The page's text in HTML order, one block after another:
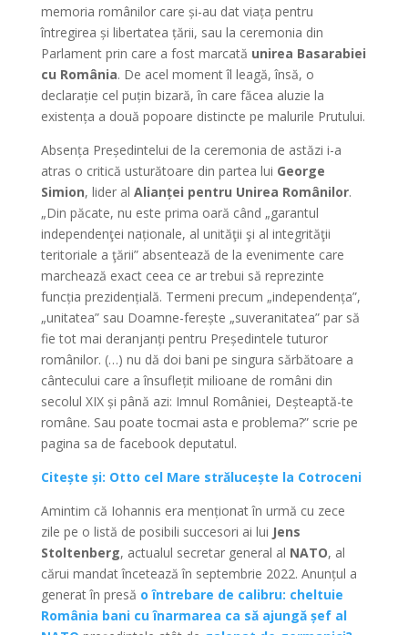
memoria românilor care și-au dat viața pentru
întregirea și libertatea țării, sau la ceremonia din
Parlament prin care a fost marcată unirea Basarabiei
cu România. De acel moment îl leagă, însă, o
declarație cel puțin bizară, în care făcea aluzie la
existența a două popoare distincte pe malurile Prutului.
Absența Președintelui de la ceremonia de astăzi i-a
atras o critică usturătoare din partea lui George
Simion, lider al Alianței pentru Unirea Românilor.
„Din păcate, nu este prima oară când „garantul
independenţei naționale, al unităţii şi al integrităţii
teritoriale a ţării” absentează de la evenimente care
marchează exact ceea ce ar trebui să reprezinte
funcția prezidențială. Termeni precum „independența”,
„unitatea” sau Doamne-ferește „suveranitatea” par să
fie tot mai deranjanți pentru Președintele tuturor
românilor. (…) nu dă doi bani pe singura sărbătoare a
cântecului care a însuflețit milioane de români din
secolul XIX și până azi: Imnul României, Deșteaptă-te
române. Sau poate tocmai asta e problema?” scrie pe
pagina sa de facebook deputatul.
Citește și: Otto cel Mare strălucește la Cotroceni
Amintim că Iohannis era menționat în urmă cu zece
zile pe o listă de posibili succesori ai lui Jens
Stoltenberg, actualul secretar general al NATO, al
cărui mandat încetează în septembrie 2022. Anunțul a
generat în presă o întrebare de calibru: cheltuie
România bani cu înarmarea ca să ajungă șef al